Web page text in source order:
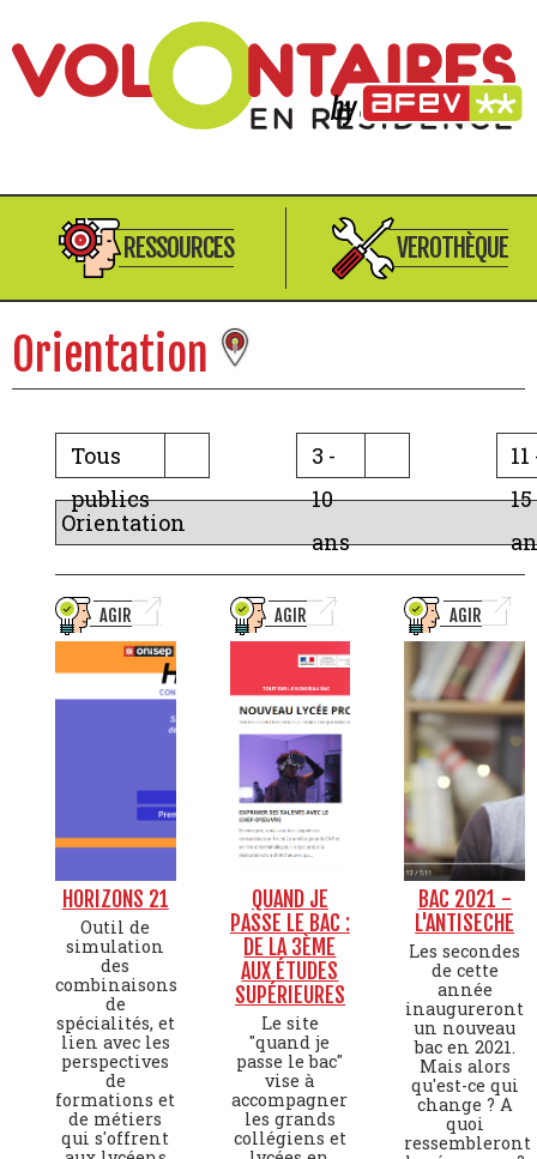
RESSOURCES VEROTHÈQUE
Orientation
Tous
publics
3 -
10
ans
11
15
AGIR
HORIZONS 21
Outil de
simulation
des
combinaisons
de
spécialités, et
lien avec les
perspectives
de
formations et
de métiers
qui s'offrent
AGIR
QUAND JE
PASSE LE BAC :
DE LA 3ÈME
AUX ÉTUDES
SUPÉRIEURES
Le site
"quand je
passe le bac"
vise à
accompagner
les grands
collégiens et
AGIR
BAC 2021 -
L'ANTISECHE
Les secondes
de cette
année
inaugureront
un nouveau
bac en 2021.
Mais alors
qu'est-ce qui
change ? A
quoi
ressembleront